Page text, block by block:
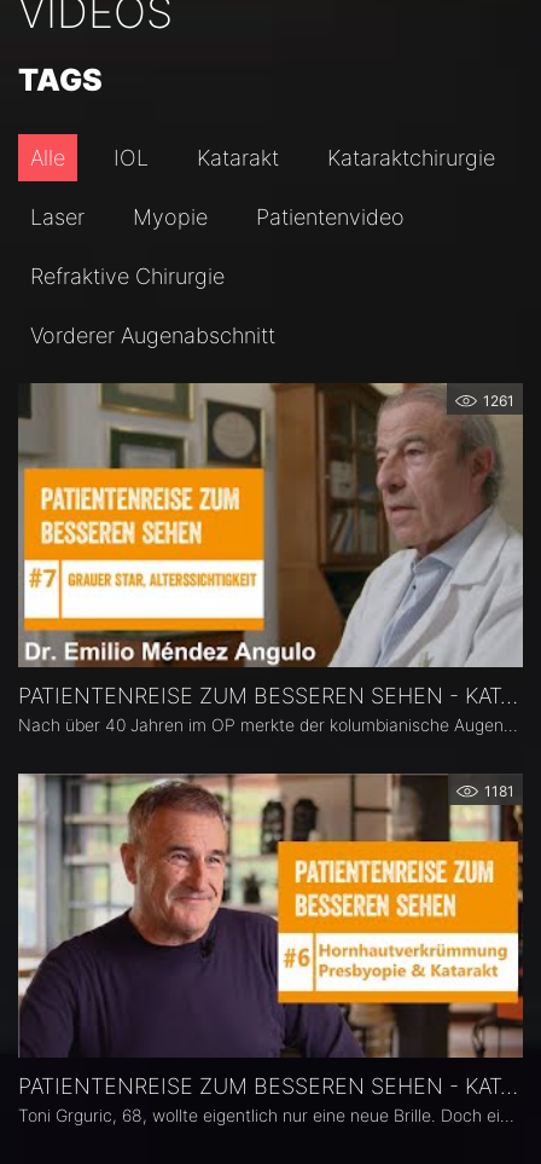
VIDEOS
TAGS
Alle IOL Katarakt Kataraktchirurgie
Laser Myopie Patientenvideo
Refraktive Chirurgie
Vorderer Augenabschnitt
1261
PATIENTENREISE ZUM BESSEREN SEHEN - KATARAKT, PRESBYOPIE, MYOPIE
1181
PATIENTENREISE ZUM BESSEREN SEHEN - KATARAKT, PRESBYOPIE, ASTIGMATISMUS